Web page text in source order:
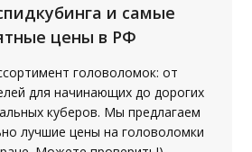
и самые
цены в РФ
головоломок: от
для начинающих до дорогих
куберов. Мы предлагаем
лучшие цены на головоломки